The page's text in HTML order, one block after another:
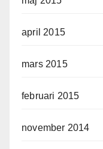
april 2015
mars 2015
februari 2015
november 2014